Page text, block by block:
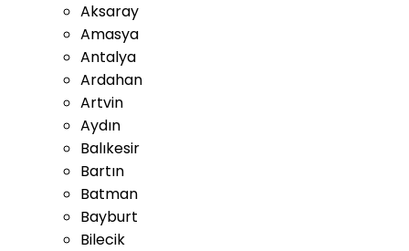
Aksaray
Amasya
Antalya
Ardahan
Artvin
Aydın
Balıkesir
Bartın
Batman
Bayburt
Bilecik